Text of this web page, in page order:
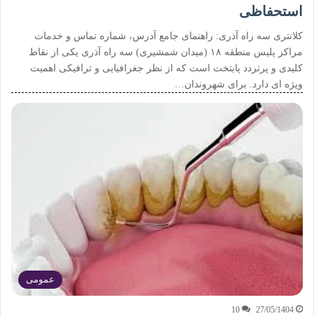
استحفاظی
کلانتری سه راه آذری: راهنمای جامع آدرس، شماره تماس و خدمات
مراکز پلیس منطقه ۱۸ (میدان شمشیری) سه راه آذری یکی از نقاط
کلیدی و پرتردد پایتخت است که از نظر جغرافیایی و ترافیکی اهمیت
ویژه ای دارد. برای شهروندان…
عمومی
27/05/1404
10